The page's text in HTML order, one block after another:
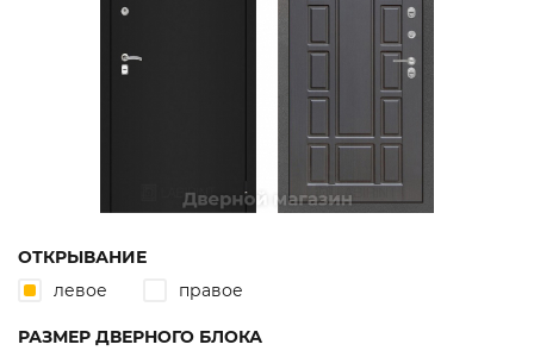
ОТКРЫВАНИЕ
левое
правое
РАЗМЕР ДВЕРНОГО БЛОКА